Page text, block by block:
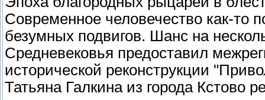
Современное человечество как-то
безумных подвигов. Шанс на
Средневековья предоставил
исторической реконструкции
Татьяна Галкина из города Кстово